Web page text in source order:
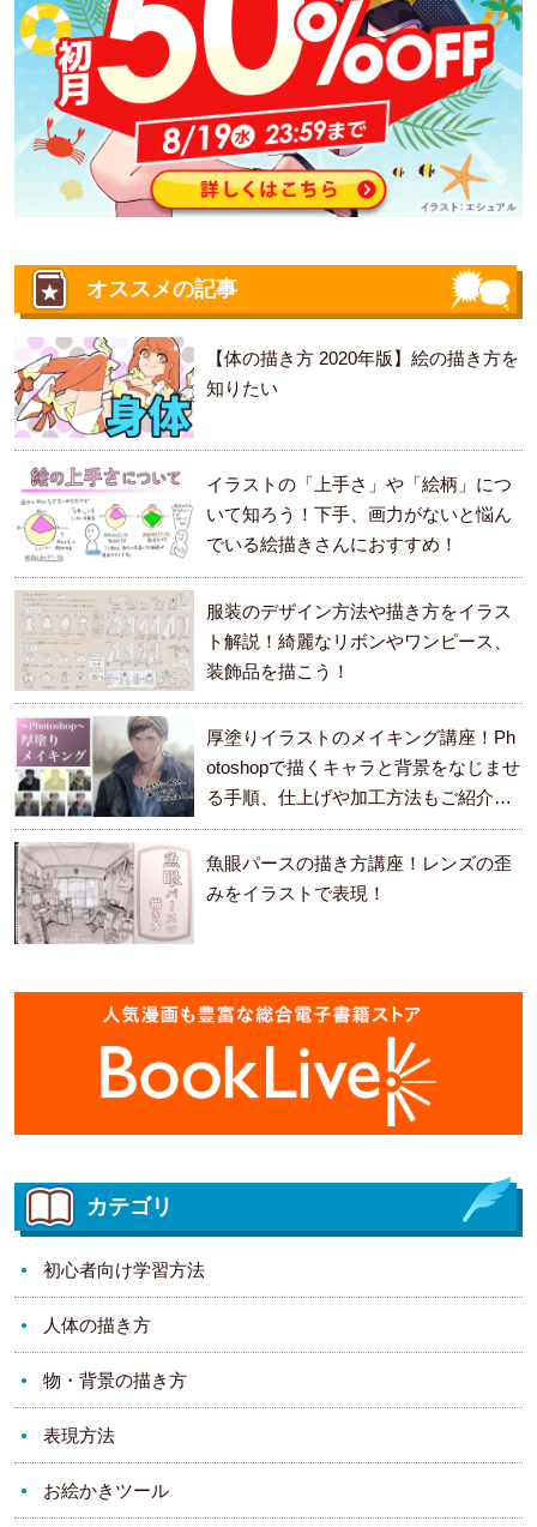
オススメの記事
【体の描き方 2020年版】絵の描き方を
知りたい
イラストの「上手さ」や「絵柄」につ
いて知ろう！下手、画力がないと悩ん
でいる絵描きさんにおすすめ！
服装のデザイン方法や描き方をイラス
ト解説！綺麗なリボンやワンピース、
装飾品を描こう！
厚塗りイラストのメイキング講座！Ph
otoshopで描くキャラと背景をなじませ
る手順、仕上げや加工方法もご紹介し
ます。
魚眼パースの描き方講座！レンズの歪
みをイラストで表現！
カテゴリ
初心者向け学習方法
人体の描き方
物・背景の描き方
表現方法
お絵かきツール